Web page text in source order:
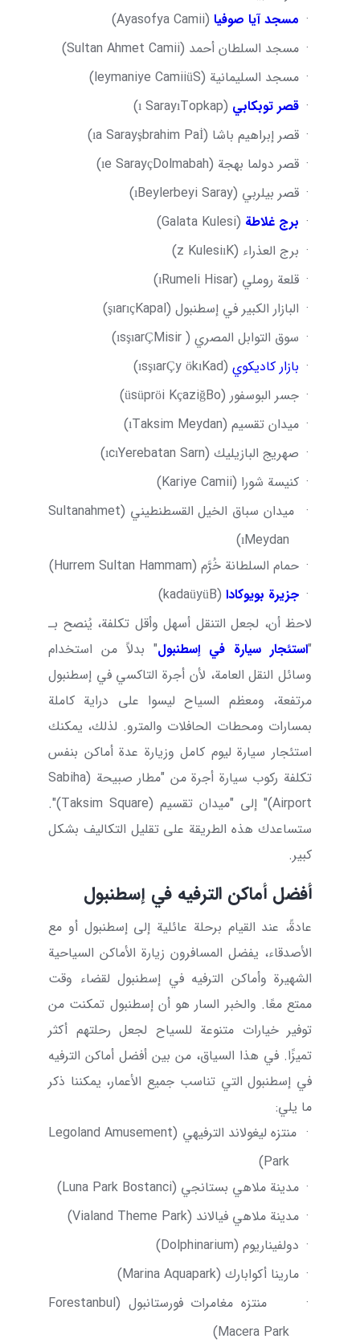
· مسجد آيا صوفيا (
Ayasofya Camii
)
· مسجد السلطان أحمد (Sultan Ahmet Camii
)
· مسجد السليمانية (S
ü
leymaniye Camii
)
· قصر توبكابي (
Topkap
ı
Saray
ı
)
· قصر إبراهيم باشا (İ
brahim Pa
ş
a Saray
ı
)
· قصر دولما بهجة (Dolmabah
ç
e Saray
ı
)
· قصر بيلربي (Beylerbeyi Saray
ı
)
· برج غلاطة (
Galata Kulesi
)
· برج العذراء (K
ı
z Kulesi
)
· قلعة روملي (Rumeli Hisar
ı
)
· البازار الكبير في إسطنبول (Kapal
ıç
ar
şı
)
· سوق التوابل المصري ( Misir
Ç
ar
şı
s
ı
)
· بازار كاديكوي (
Kad
ı
k
ö
y
Ç
ar
şı
s
ı
)
· جسر البوسفور (Bo
ğ
azi
ç
i K
ö
pr
ü
s
ü
)
· ميدان تقسيم (Taksim Meydan
ı
)
· صهريج البازيليك (Yerebatan Sarn
ı
c
ı
)
· كنيسة شورا (Kariye Camii
)
·
ميدان سباق الخيل القسطنطيني (Sultanahmet
Meydan
ı
)
· حمام السلطانة خُرَّم (Hurrem Sultan Hammam
)
· جزيرة بويوكادا (
B
ü
y
ü
kada
)
لاحظ أن، لجعل التنقل أسهل وأقل تكلفة، يُنصح بـ
"استئجار سيارة في إسطنبول" بدلاً من استخدام
وسائل النقل العامة، لأن أجرة التاكسي في إسطنبول
مرتفعة، ومعظم السياح ليسوا على دراية كاملة
بمسارات ومحطات الحافلات والمترو. لذلك، يمكنك
استئجار سيارة ليوم كامل وزيارة عدة أماكن بنفس
تكلفة ركوب سيارة أجرة من "مطار صبيحة (Sabiha
Airport)" إلى "ميدان تقسيم (Taksim Square
)".
ستساعدك هذه الطريقة على تقليل التكاليف بشكل
كبير.
أفضل أماكن الترفيه في إسطنبول
عادةً، عند القيام برحلة عائلية إلى إسطنبول أو مع
الأصدقاء، يفضل المسافرون زيارة الأماكن السياحية
الشهيرة وأماكن الترفيه في إسطنبول لقضاء وقت
ممتع معًا. والخبر السار هو أن إسطنبول تمكنت من
توفير خيارات متنوعة للسياح لجعل رحلتهم أكثر
تميزًا. في هذا السياق، من بين أفضل أماكن الترفيه
في إسطنبول التي تناسب جميع الأعمار، يمكننا ذكر
ما يلي:
· منتزه ليغولاند الترفيهي (Legoland Amusement
Park
)
· مدينة ملاهي بستانجي (Luna Park Bostanci
)
· مدينة ملاهي فيالاند (Vialand Theme Park
)
· دولفيناريوم (Dolphinarium
)
· مارينا أكوابارك (Marina Aquapark
)
·
منتزه مغامرات فورستانبول (Forestanbul
Macera Park
)